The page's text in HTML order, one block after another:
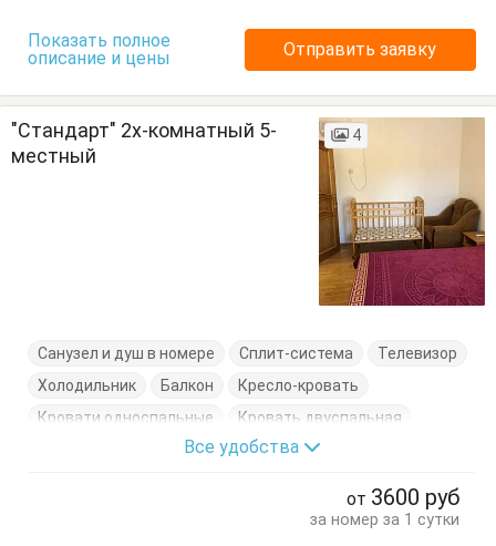
Показать полное
описание и цены
Отправить заявку
"Стандарт" 2х-комнатный 5-
местный
4
Санузел и душ в номере Сплит-система
Телевизор
Холодильник
Балкон
Кресло-кровать
Кровати односпальные
Кровать двуспальная
Стулья Тумбочки
Все удобства
от 3600 руб
за номер за 1 сутки